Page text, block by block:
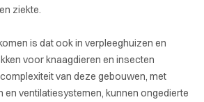
ziekte.
is dat ook in verpleeghuizen en
voor knaagdieren en insecten
van deze gebouwen, met
en ventilatiesystemen, kunnen ongedierte